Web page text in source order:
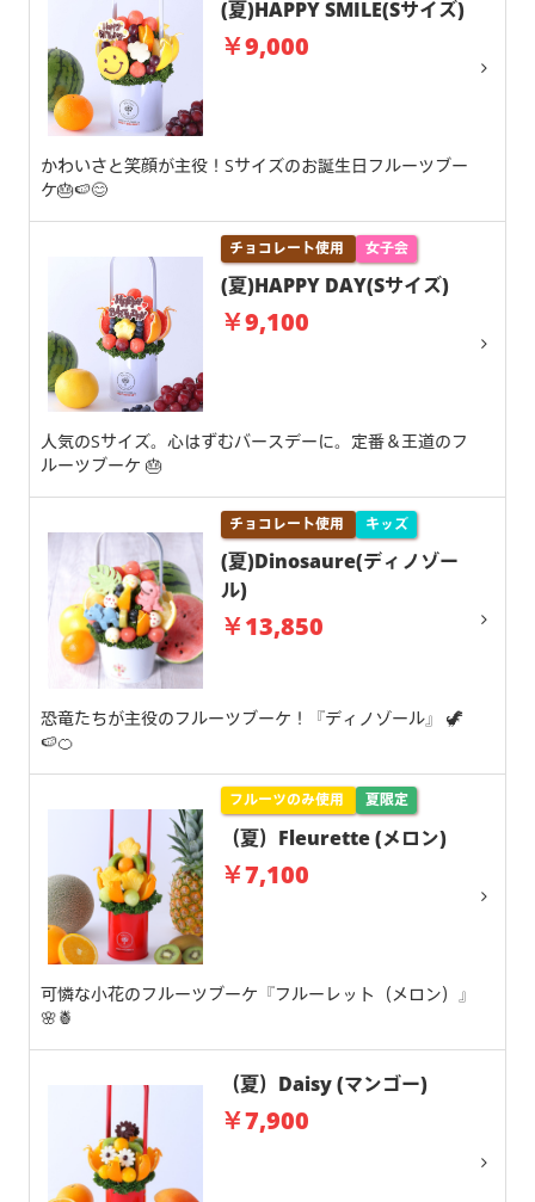
(夏)HAPPY SMILE(Sサイズ)
￥9,000
かわいさと笑顔が主役！Sサイズのお誕生日フルーツブー
ケ🎂🍉😊
チョコレート使用 女子会
(夏)HAPPY DAY(Sサイズ)
￥9,100
人気のSサイズ。心はずむバースデーに。定番＆王道のフ
ルーツブーケ 🎂
チョコレート使用 キッズ
(夏)Dinosaure(ディノゾー
ル)
￥13,850
恐竜たちが主役のフルーツブーケ！『ディノゾール』 🦖
🍉🍊
フルーツのみ使用 夏限定
（夏）Fleurette (メロン)
￥7,100
可憐な小花のフルーツブーケ『フルーレット（メロン）』
🌸🍍
（夏）Daisy (マンゴー)
￥7,900